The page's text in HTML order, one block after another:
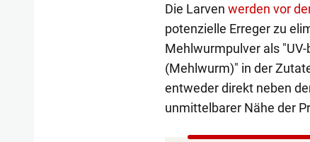
Die Larven werden vor
potenzielle Erreger zu
Mehlwurmpulver als
(Mehlwurm)" in der
entweder direkt neben
unmittelbarer Nähe der